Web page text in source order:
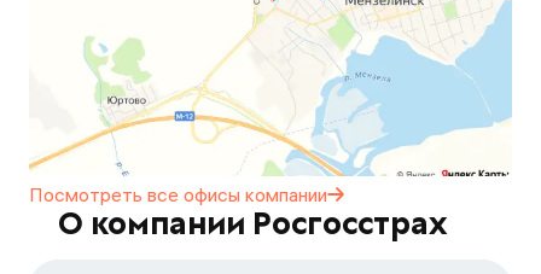
Посмотреть все офисы компании
О компании Росгосстрах